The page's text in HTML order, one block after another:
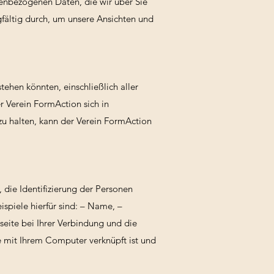
durch, um unsere Ansichten und
könnten, einschließlich aller
Verein FormAction sich in
halten, kann der Verein FormAction
Identifizierung der Personen
hierfür sind: – Name, –
bei Ihrer Verbindung und die
Ihrem Computer verknüpft ist und